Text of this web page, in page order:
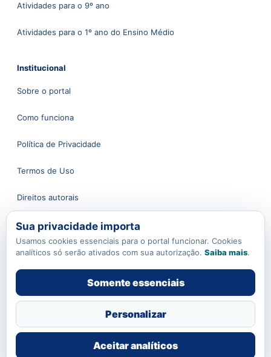
Atividades para o 9º ano
Atividades para o 1º ano do Ensino Médio
Institucional
Sobre o portal
Como funciona
Política de Privacidade
Termos de Uso
Direitos autorais
Atendimento
Fale conosco
contato@apoioaoprofessor.com.br
Gerenciar cookies
Sua privacidade importa
Usamos cookies essenciais para o portal funcionar. Cookies
analíticos só serão ativados com sua autorização. Saiba mais.
Somente essenciais
Personalizar
Aceitar analíticos